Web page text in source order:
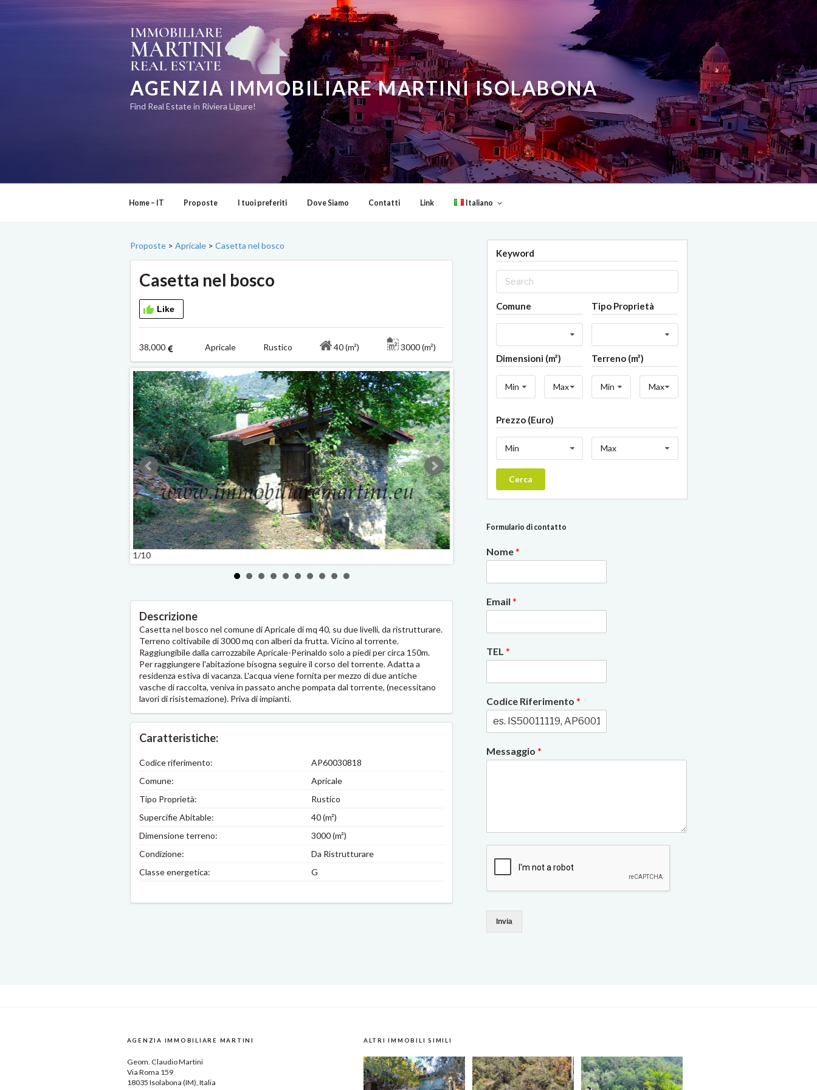
AGENZIA IMMOBILIARE MARTINI ISOLABONA
Find Real Estate in Riviera Ligure!
Home – IT Proposte I tuoi preferiti Dove Siamo Contatti Link Italiano
Proposte > Apricale > Casetta nel bosco
Casetta nel bosco
Like
38,000 Apricale Rustico 40 (m²) 3000 (m²)
1/10
Descrizione
Casetta nel bosco nel comune di Apricale di mq 40, su due livelli, da ristrutturare.
Terreno coltivabile di 3000 mq con alberi da frutta. Vicino al torrente.
Raggiungibile dalla carrozzabile Apricale-Perinaldo solo a piedi per circa 150m.
Per raggiungere l'abitazione bisogna seguire il corso del torrente. Adatta a
residenza estiva di vacanza. L'acqua viene fornita per mezzo di due antiche
vasche di raccolta, veniva in passato anche pompata dal torrente, (necessitano
lavori di risistemazione). Priva di impianti.
Caratteristiche:
Codice riferimento:
AP60030818
Comune:
Apricale
Tipo Proprietà:
Rustico
Supercifie Abitable:
40 (m²)
Dimensione terreno:
3000 (m²)
Condizione:
Da Ristrutturare
Classe energetica:
G
Keyword
Comune Tipo Proprietà
Dimensioni (m²)
Min Max
Terreno (m²)
Min Max
Prezzo (Euro)
Min Max
Cerca
Formulario di contatto
Nome*
Email*
TEL*
Codice Riferimento*
Messaggio*
Invia
AGENZIA IMMOBILIARE MARTINI
Geom. Claudio Martini
Via Roma 159
18035 Isolabona (IM), Italia
ALTRI IMMOBILI SIMILI